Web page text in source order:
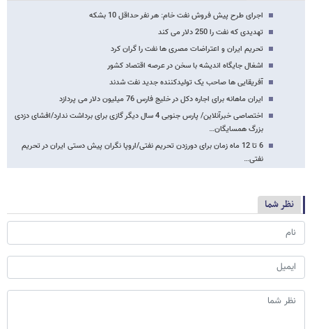
اجرای طرح پیش فروش نفت خام: هر نفر حداقل 10 بشکه
تهدیدی که نفت را 250 دلار می کند
تحریم ایران و اعتراضات مصری ها نفت را گران کرد
اشغال جایگاه اندیشه با سخن در عرصه اقتصاد کشور
آفریقایی ها صاحب یک تولیدکننده جدید نفت شدند
ایران ماهانه برای اجاره دکل در خلیج فارس 76 میلیون دلار می پردازد
اختصاصی خبرآنلاین/ پارس جنوبی 4 سال دیگر گازی برای برداشت ندارد/افشای دزدی
بزرگ همسایگان…
6 تا 12 ماه زمان برای دورزدن تحریم نفتی/اروپا نگران پیش دستی ایران در تحریم
نفتی…
نظر شما